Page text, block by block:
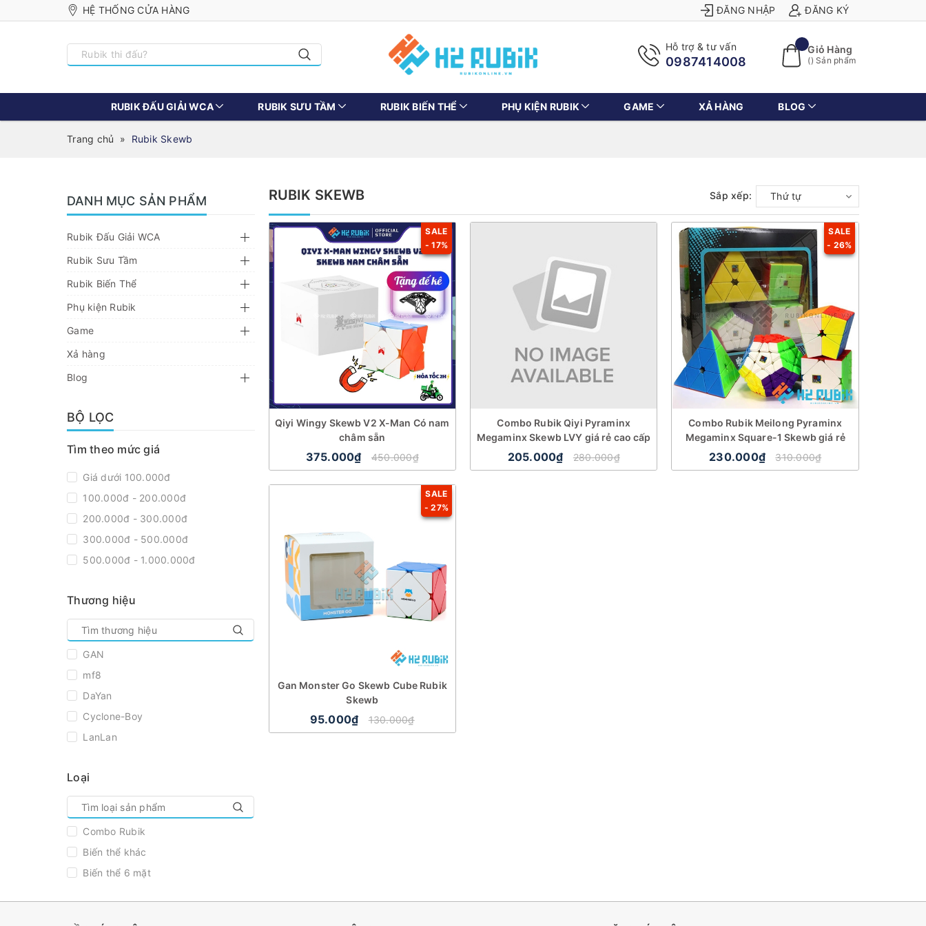
HỆ THỐNG CỬA HÀNG ĐĂNG NHẬP ĐĂNG KÝ
Hỗ trợ & tư vấn
0987414008
Giỏ Hàng
() Sản phẩm
RUBIK ĐẤU GIẢI WCA RUBIK SƯU TẦM RUBIK BIẾN THỂ PHỤ KIỆN RUBIK GAME XẢ HÀNG BLOG
Trang chủ » Rubik Skewb
RUBIK SKEWB Sắp xếp: Thứ tự
SALE
- 17%
Qiyi Wingy Skewb V2 X-Man Có nam
châm sẵn
375.000₫ 450.000₫
Combo Rubik Qiyi Pyraminx
Megaminx Skewb LVY giá rẻ cao cấp
205.000₫ 280.000₫
SALE
- 26%
Combo Rubik Meilong Pyraminx
Megaminx Square-1 Skewb giá rẻ
230.000₫ 310.000₫
SALE
- 27%
Gan Monster Go Skewb Cube Rubik
Skewb
95.000₫ 130.000₫
DANH MỤC SẢN PHẨM
Rubik Đấu Giải WCA
Rubik Sưu Tầm
Rubik Biến Thể
Phụ kiện Rubik
Game
Xả hàng
Blog
BỘ LỌC
Tìm theo mức giá
Giá dưới 100.000đ
100.000đ - 200.000đ
200.000đ - 300.000đ
300.000đ - 500.000đ
500.000đ - 1.000.000đ
Thương hiệu
GAN
mf8
DaYan
Cyclone-Boy
LanLan
ShengShou
Z-Cube
MoYu
Loại
Combo Rubik
Biến thể khác
Biến thể 6 mặt